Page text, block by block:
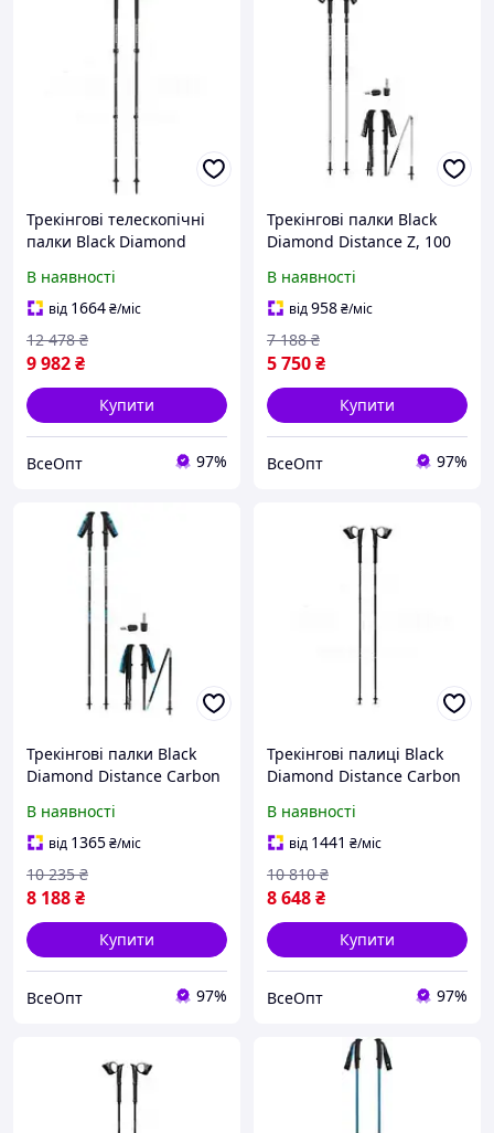
Трекінгові телескопічні
палки Black Diamond
63-130 см
В наявності
від 1664₴/міс
9 982₴
12 478 ₴
Купити
ВсеОпт 97%
Трекінгові палки Black
Diamond Distance Z, 100
бігу
В наявності
від958₴/міс
5 750₴
7 188 ₴
Купити
ВсеОпт 97%
Трекінгові палки Black
Diamond Distance Carbon
трекінгу та бігу
В наявності
від 1365₴/міс
8 188₴
10 235 ₴
Купити
ВсеОпт 97%
Трекінгові палиці Black
Diamond Distance Carbon
та трекінгу
В наявності
від 1441 ₴/міс
8 648₴
10 810 ₴
Купити
ВсеОпт 97%